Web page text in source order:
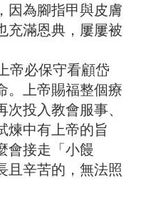
因為腳指甲與皮膚
充滿恩典，屢屢被
必保守看顧岱
。上帝賜福整個療
投入教會服事、
煉中有上帝的旨
會接走「小饅
且辛苦的，無法照